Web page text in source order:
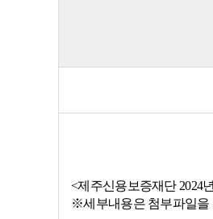
<제주신용보증재단 2024
※세부내용은 첨부파일을